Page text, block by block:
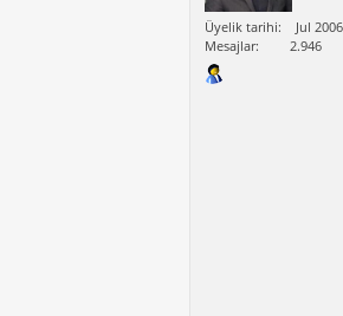
Üyelik tarihi
Jul 2006
Mesajlar
2.946